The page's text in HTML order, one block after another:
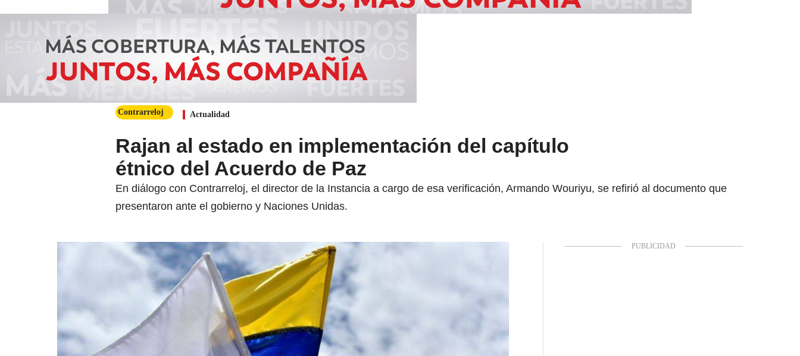
Contrarreloj Actualidad
Rajan al estado en implementación del capítulo
étnico del Acuerdo de Paz
En diálogo con Contrarreloj, el director de la Instancia a cargo de esa verificación, Armando Wouriyu, se refirió al documento que
presentaron ante el gobierno y Naciones Unidas.